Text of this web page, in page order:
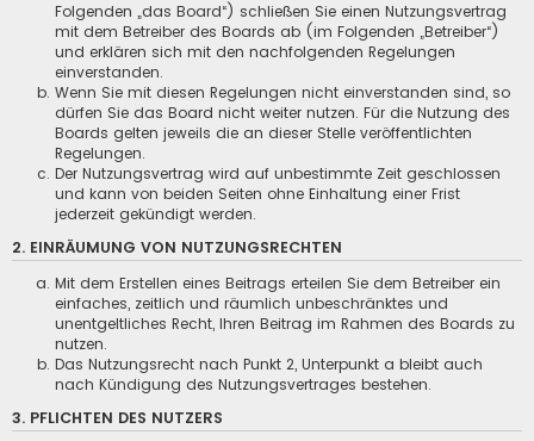
Folgenden „das Board“) schließen Sie einen Nutzungsvertrag
mit dem Betreiber des Boards ab (im Folgenden „Betreiber“)
und erklären sich mit den nachfolgenden Regelungen
einverstanden.
Wenn Sie mit diesen Regelungen nicht einverstanden sind, so
dürfen Sie das Board nicht weiter nutzen. Für die Nutzung des
Boards gelten jeweils die an dieser Stelle veröffentlichten
Regelungen.
Der Nutzungsvertrag wird auf unbestimmte Zeit geschlossen
und kann von beiden Seiten ohne Einhaltung einer Frist
jederzeit gekündigt werden.
2. EINRÄUMUNG VON NUTZUNGSRECHTEN
Mit dem Erstellen eines Beitrags erteilen Sie dem Betreiber ein
einfaches, zeitlich und räumlich unbeschränktes und
unentgeltliches Recht, Ihren Beitrag im Rahmen des Boards zu
nutzen.
Das Nutzungsrecht nach Punkt 2, Unterpunkt a bleibt auch
nach Kündigung des Nutzungsvertrages bestehen.
3. PFLICHTEN DES NUTZERS